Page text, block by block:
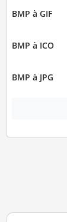
BMP à GIF
BMP à ICO
BMP à JPG